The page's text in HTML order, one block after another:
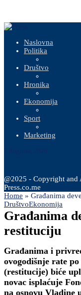
Naslovna
Politika
Društvo
Hronika
Ekonomija
Sport
Marketing
@2025 - Copyright and
Press.co.me
Home » Građanima
DruštvoEkonomija
Građanima
restituciju
Građanima i
ovogodišnje rate
(restitucije) biće
novac isplaćuje
na osnovu Vladine